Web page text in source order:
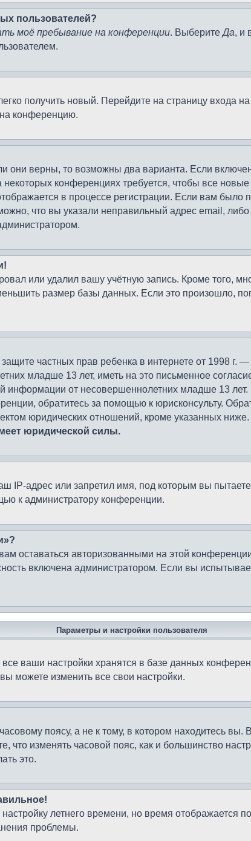
пользователей?
моё пребывание на конференции. ВыберитеДа, и
получить новый. Перейдите на страницу входа
конференцию.
они верны, то возможны два варианта. Если
конференциях требуется, чтобы все
в процессе регистрации. Если вам
что вы указали неправильный адрес email,
или удалил вашу учётную запись. Кроме того,
размер базы данных. Если это произошло,
частных прав ребенка в интернете от 1998
младше 13 лет, иметь на это письменное
информации от несовершеннолетних младше 13
обратитесь за помощью к юрисконсульту.
юридических отношений, кроме указанных ниже.
юридической силы.
IP-адрес или запретил имя, под которым вы
к администратору конференции.
оставаться авторизованными на этой
включена администратором. Если вы
Параметры и настройки пользователя
ваши настройки хранятся в базе данных
можете изменить все свои настройки.
поясу, а не к тому, в котором находитесь
что изменять часовой пояс, как и большинство
это.
летнего времени, но время отображается
проблемы.